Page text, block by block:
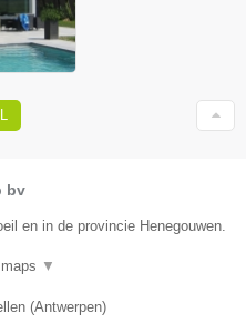
bv
en in de provincie Henegouwen.
▼
(Antwerpen)